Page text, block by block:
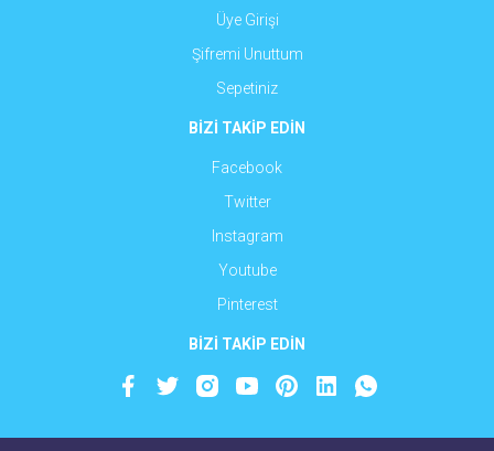
Üye Girişi
Şifremi Unuttum
Sepetiniz
BİZİ TAKİP EDİN
Facebook
Twitter
Instagram
Youtube
Pinterest
BİZİ TAKİP EDİN